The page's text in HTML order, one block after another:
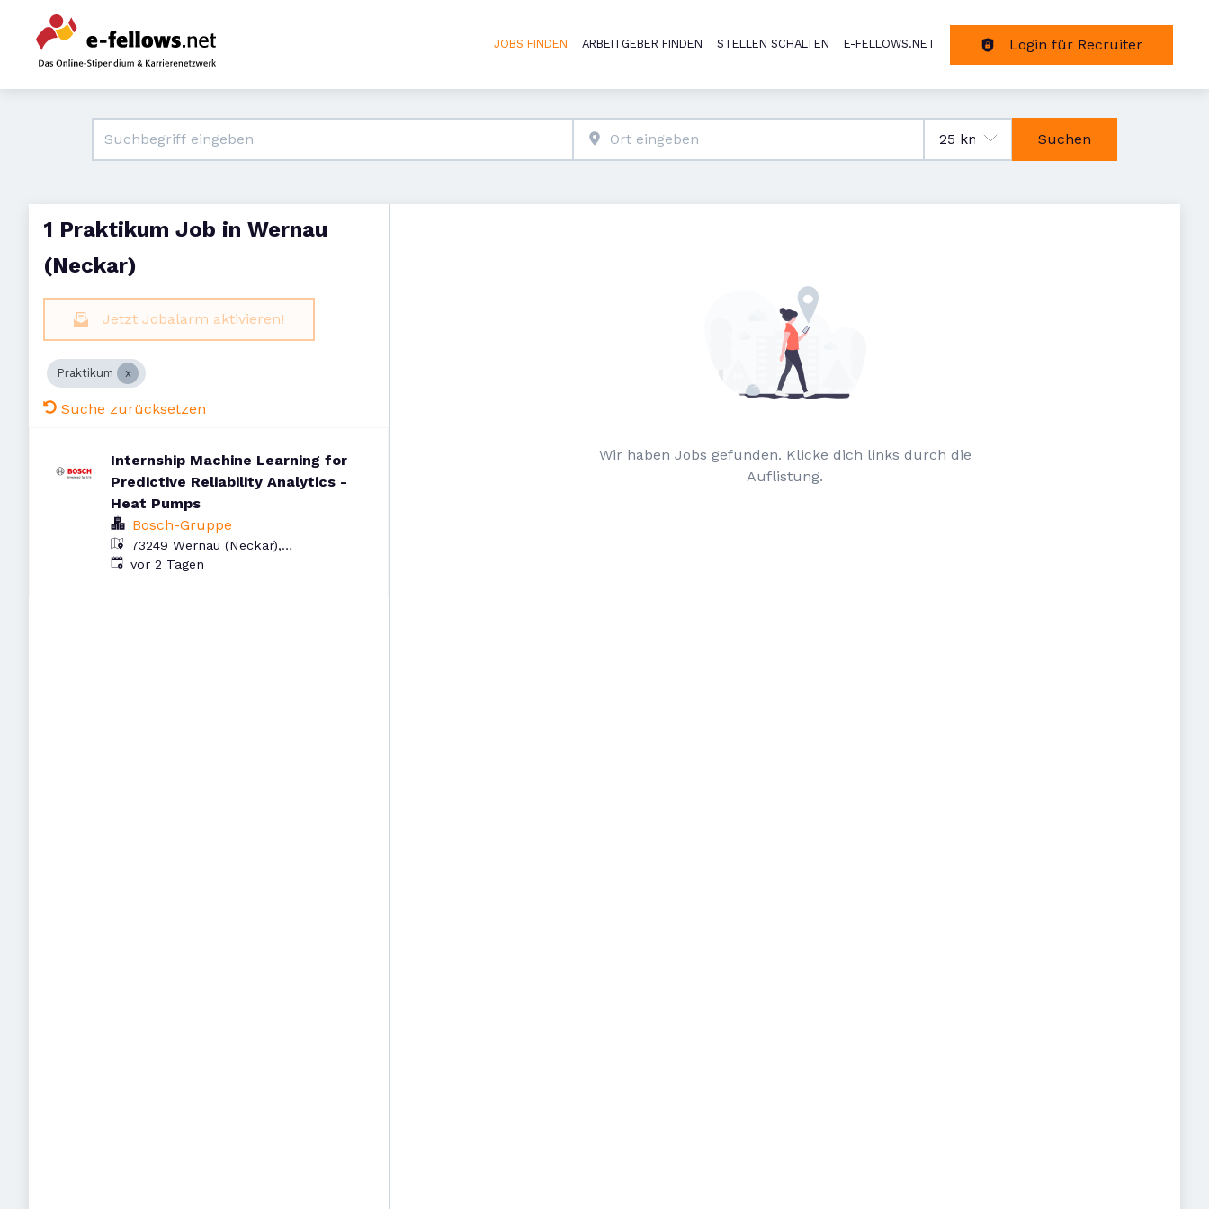
Haupt-Navigation
JOBS FINDEN ARBEITGEBER FINDEN STELLEN SCHALTEN E-FELLOWS.NET Login für Recruiter
Suchen
1 Praktikum Job in Wernau
(Neckar)
Jetzt Jobalarm aktivieren!
Praktikum
Suche zurücksetzen
Internship Machine Learning for
Predictive Reliability Analytics -
Heat Pumps
Bosch-Gruppe
73249 Wernau (Neckar),
Deutschland
Veröffentlicht:
vor 2 Tagen
Wir haben Jobs gefunden. Klicke dich links durch die
Auflistung.